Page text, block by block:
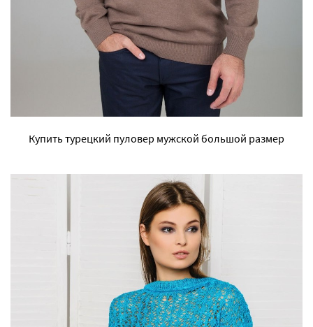
Купить турецкий пуловер мужской большой размер